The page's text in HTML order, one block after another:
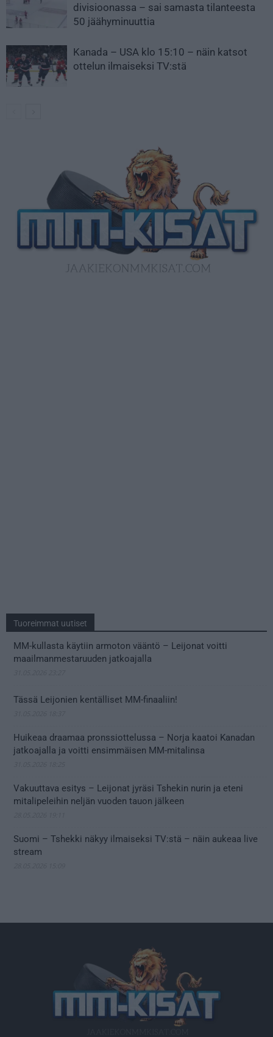
divisioonassa – sai samasta tilanteesta
50 jäähyminuuttia
Kanada – USA klo 15:10 – näin katsot
ottelun ilmaiseksi TV:stä
Tuoreimmat uutiset
MM-kullasta käytiin armoton vääntö – Leijonat voitti
maailmanmestaruuden jatkoajalla
Tässä Leijonien kentälliset MM-finaaliin!
Huikeaa draamaa pronssiottelussa – Norja kaatoi Kanadan
jatkoajalla ja voitti ensimmäisen MM-mitalinsa
Vakuuttava esitys – Leijonat jyräsi Tshekin nurin ja eteni
mitalipeleihin neljän vuoden tauon jälkeen
Suomi – Tshekki näkyy ilmaiseksi TV:stä – näin aukeaa live
stream